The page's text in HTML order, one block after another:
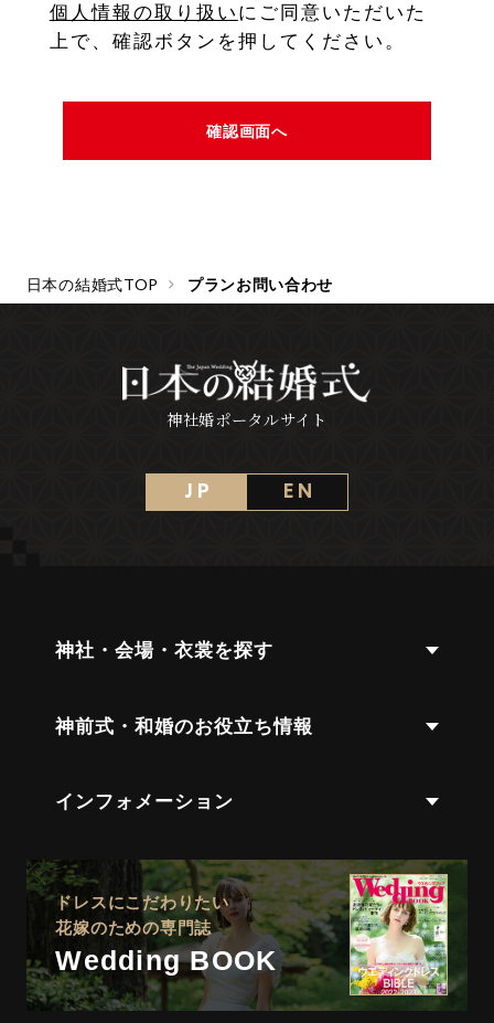
日本の結婚式TOP プランお問い合わせ
個人情報の取り扱いにご同意いただいた
上で、確認ボタンを押してください。
神社婚ポータルサイト
J P E N
神社・会場・衣裳を探す
神前式・和婚のお役立ち情報
インフォメーション
ドレスにこだわりたい
花嫁のための専門誌
Wedding BOOK